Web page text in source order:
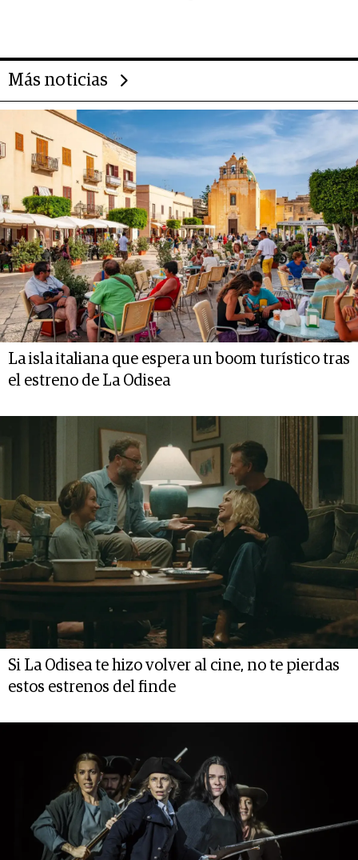
Más noticias
La isla italiana que espera un boom turístico tras
el estreno de La Odisea
Si La Odisea te hizo volver al cine, no te pierdas
estos estrenos del finde